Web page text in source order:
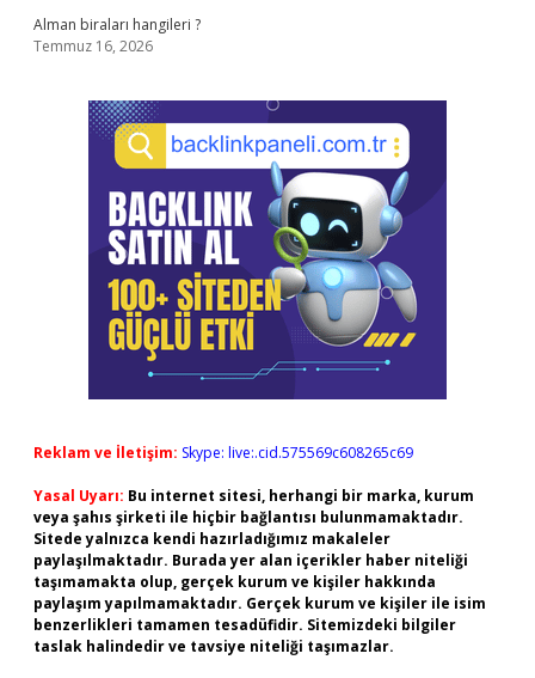
Alman biraları hangileri ?
Temmuz 16, 2026
Reklam ve İletişim: Skype: live:.cid.575569c608265c69
Yasal Uyarı: Bu internet sitesi, herhangi bir marka, kurum
veya şahıs şirketi ile hiçbir bağlantısı bulunmamaktadır.
Sitede yalnızca kendi hazırladığımız makaleler
paylaşılmaktadır. Burada yer alan içerikler haber niteliği
taşımamakta olup, gerçek kurum ve kişiler hakkında
paylaşım yapılmamaktadır. Gerçek kurum ve kişiler ile isim
benzerlikleri tamamen tesadüfidir. Sitemizdeki bilgiler
taslak halindedir ve tavsiye niteliği taşımazlar.